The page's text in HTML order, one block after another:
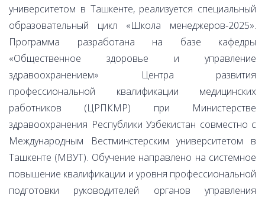
университетом в Ташкенте, реализуется специальный
образовательный цикл «Школа менеджеров-2025».
Программа разработана на базе кафедры
«Общественное здоровье и управление
здравоохранением» Центра развития
профессиональной квалификации медицинских
работников (ЦРПКМР) при Министерстве
здравоохранения Республики Узбекистан совместно с
Международным Вестминстерским университетом в
Ташкенте (МВУТ). Обучение направлено на системное
повышение квалификации и уровня профессиональной
подготовки руководителей органов управления